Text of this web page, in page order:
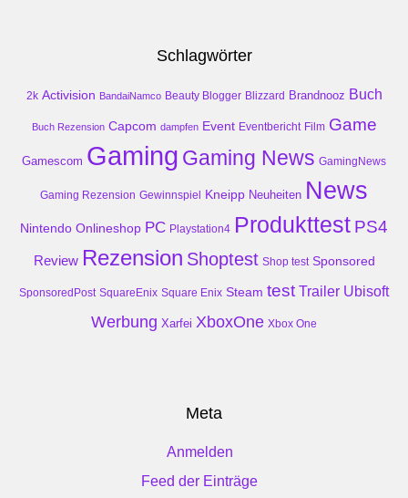
Schlagwörter
2k Activision BandaiNamco Beauty Blogger Blizzard Brandnooz Buch
Buch Rezension Capcom dampfen Event Eventbericht Film Game
Gamescom Gaming Gaming News GamingNews
Gaming Rezension Gewinnspiel Kneipp Neuheiten News
Nintendo Onlineshop PC Playstation4 Produkttest PS4
Review Rezension Shoptest Shop test Sponsored
SponsoredPost SquareEnix Square Enix Steam test Trailer Ubisoft
Werbung Xarfei XboxOne Xbox One
Meta
Anmelden
Feed der Einträge